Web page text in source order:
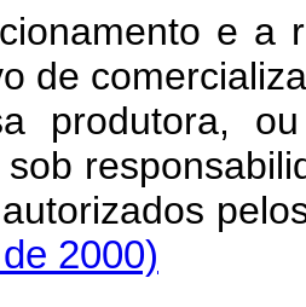
e a
de
produtora,
2000)